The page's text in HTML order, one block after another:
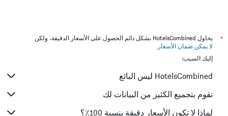
*
يحاول HotelsCombined بشكل دائم الحصول على الأسعار الدقيقة، ولكن
لا يمكن ضمان الأسعار .
إليك السبب:
HotelsCombined ليس البائع
نقوم بتجميع الكثير من البيانات لك
لماذا لا تكون الأسعار دقيقة بنسبة 100٪؟